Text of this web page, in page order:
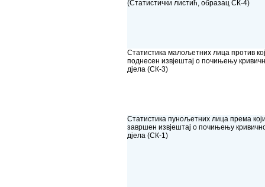
(Статистички листић, образац СК-4)
Статистика малољетних лица против
поднесен извјештај о почињењу
дјела (СК-3)
Статистика пунољетних лица прeма
завршен извјештај о почињењу
дјела (СК-1)